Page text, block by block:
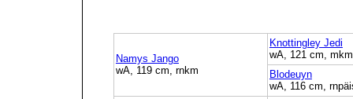
Namys Jango
wA, 119 cm, rnkm
Knottingley Jedi
wA, 121 cm, mkm
Blodeuyn
wA, 116 cm,